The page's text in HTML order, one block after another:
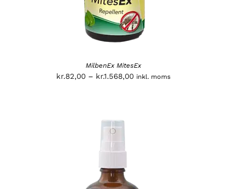
MilbenEx MitesEx
kr.82,00 – kr.1.568,00Prisinterval:
inkl. moms